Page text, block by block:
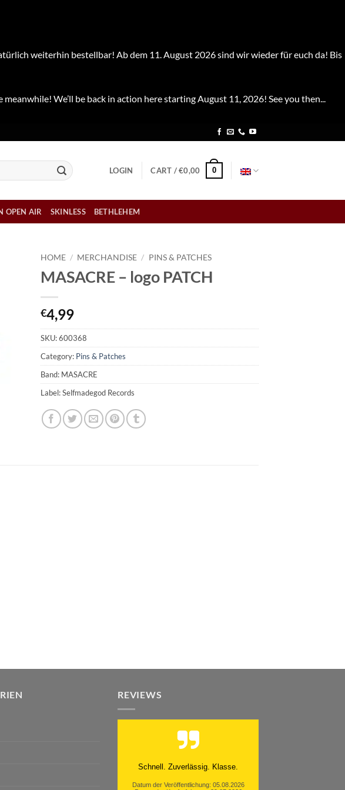
weiterhin bestellbar! Ab dem 11. August 2026 sind wir wieder für euch da! Bis
We’ll be back in action here starting August 11, 2026! See you then...
LOGIN CART /€0,00 0
OPEN AIR SKINLESS BETHLEHEM
HOME / MERCHANDISE / PINS & PATCHES
MASACRE – logo PATCH
€4,99
SKU:600368
Category: Pins & Patches
Band: MASACRE
Label: Selfmadegod Records
REVIEWS
Schnell. Zuverlässig. Klasse.
Datum der Veröffentlichung: 05.08.2026